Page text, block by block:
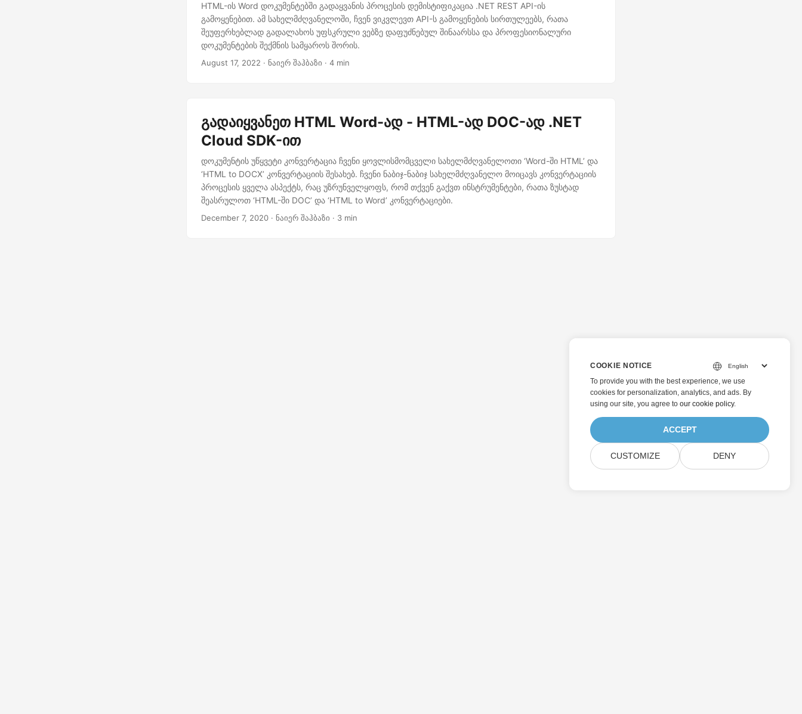
HTML-ის Word დოკუმენტებში გადაყვანის პროცესის დემისტიფიკაცია .NET REST API-ის
გამოყენებით. ამ სახელმძღვანელოში, ჩვენ ვიკვლევთ API-ს გამოყენების სირთულეებს, რათა
შეუფერხებლად გადალახოს უფსკრული ვებზე დაფუძნებულ შინაარსსა და პროფესიონალური
დოკუმენტების შექმნის სამყაროს შორის.
August 17, 2022 · ნაიერ შაჰბაზი · 4 min
გადაიყვანეთ HTML Word-ად - HTML-ად DOC-ად .NET
Cloud SDK-ით
დოკუმენტის უწყვეტი კონვერტაცია ჩვენი ყოვლისმომცველი სახელმძღვანელოთი ‘Word-ში HTML’ და
‘HTML to DOCX’ კონვერტაციის შესახებ. ჩვენი ნაბიჯ-ნაბიჯ სახელმძღვანელო მოიცავს კონვერტაციის
პროცესის ყველა ასპექტს, რაც უზრუნველყოფს, რომ თქვენ გაქვთ ინსტრუმენტები, რათა ზუსტად
შეასრულოთ ‘HTML-ში DOC’ და ‘HTML to Word’ კონვერტაციები.
December 7, 2020 · ნაიერ შაჰბაზი · 3 min
COOKIE NOTICE
To provide you with the best experience, we use
cookies for personalization, analytics, and ads. By
using our site, you agree to our cookie policy.
ACCEPT
CUSTOMIZE DENY